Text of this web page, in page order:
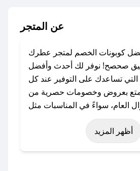
عن المتجر
كوبونات الخصم لمتجر عطرك
صحصح! نوفر لك أحدث وأفضل
التي تساعدك على التوفير عند كل
بعروض وخصومات حصرية من
العام، سواءً في المناسبات مثل
عيد الأضحى، الجمعة البيضاء (شهر
اليوم الوطني، يوم التأسيس، أو
حتى عروض خاصة أخرى.
أظهر المزيد